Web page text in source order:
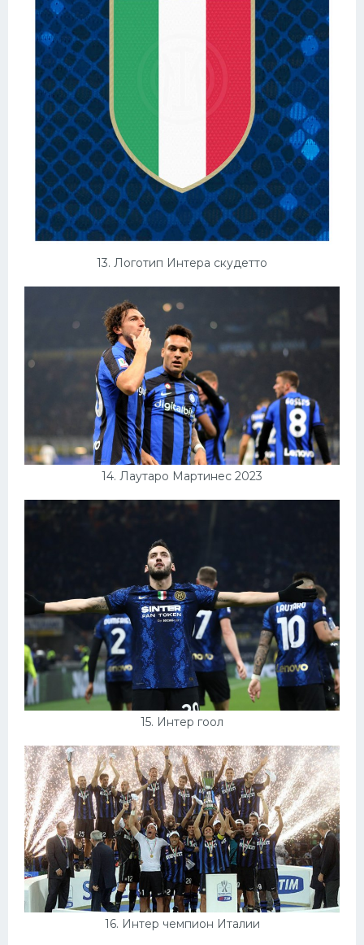
13. Логотип Интера скудетто
14. Лаутаро Мартинес 2023
15. Интер гоол
16. Интер чемпион Италии